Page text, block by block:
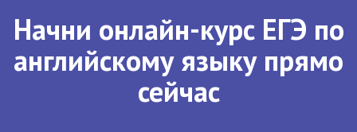
Начни онлайн-курс ЕГЭ по
английскому языку прямо
сейчас